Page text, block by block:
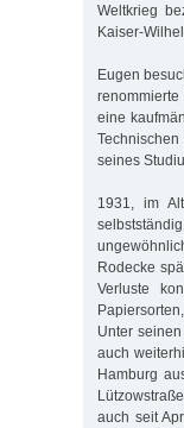
Weltkrieg
Kaiser-
Eugen
eine
seines
1931, im
Rodecke
Verluste
Unter
auch
Hamburg
auch seit